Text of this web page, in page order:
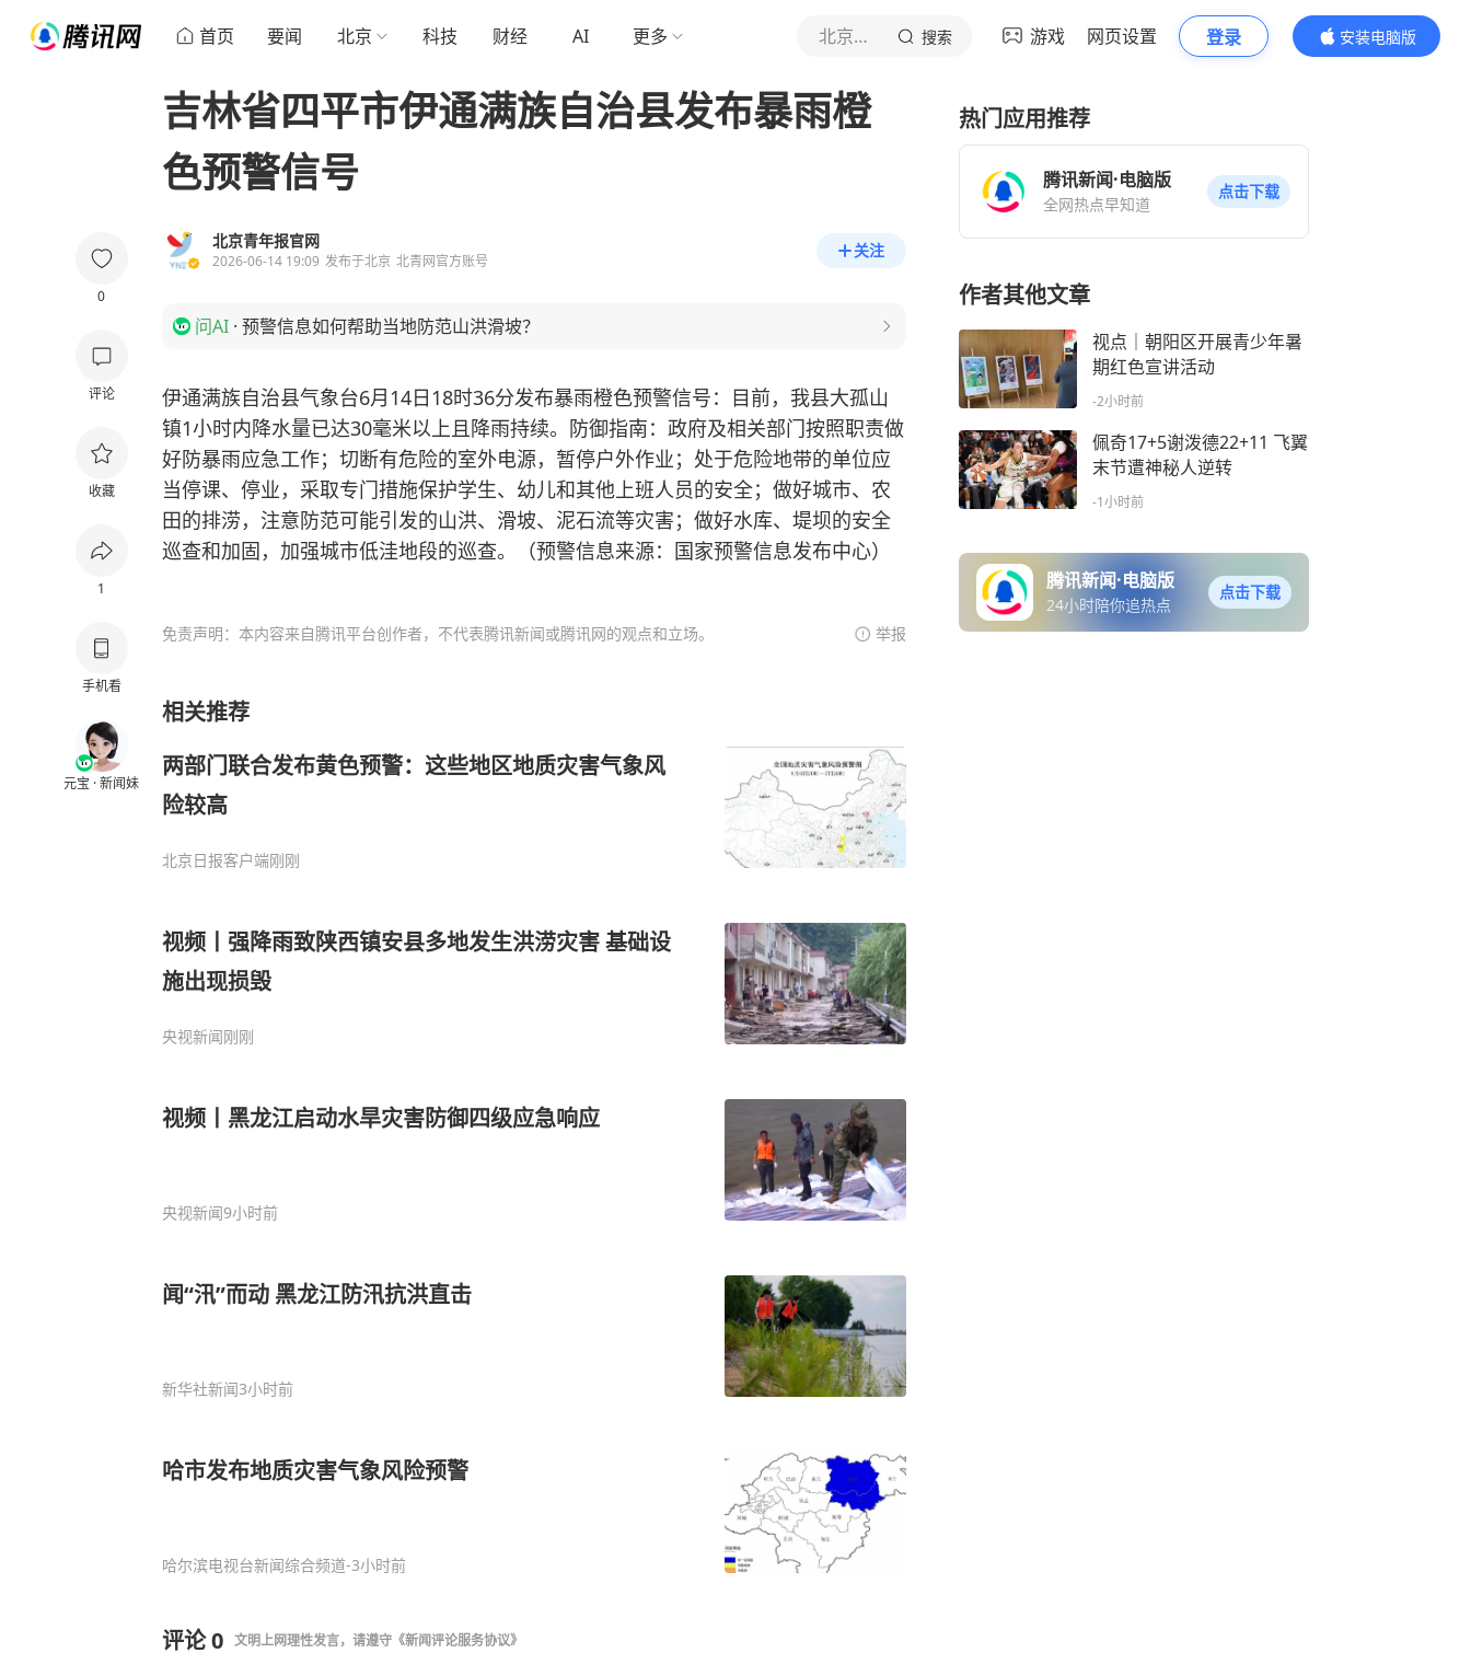
首页 要闻 北京 科技 财经 AI 更多 北京青年报官网 搜索 游戏 网页设置 登录
安装电脑版
内容更精彩
0
评论
收藏
1
手机看
元宝 · 新闻妹
吉林省四平市伊通满族自治县发布暴雨橙
色预警信号
北京青年报官网
2026-06-14 19:09 发布于北京 北青网官方账号
关注
问AI · 预警信息如何帮助当地防范山洪滑坡？
伊通满族自治县气象台6月14日18时36分发布暴雨橙色预警信号：目前，我县大孤山
镇1小时内降水量已达30毫米以上且降雨持续。防御指南：政府及相关部门按照职责做
好防暴雨应急工作；切断有危险的室外电源，暂停户外作业；处于危险地带的单位应
当停课、停业，采取专门措施保护学生、幼儿和其他上班人员的安全；做好城市、农
田的排涝，注意防范可能引发的山洪、 滑坡、泥石流等灾害；做好水库、堤坝的安全
巡查和加固，加强城市低洼地段的巡查。（预警信息来源：国家预警信息发布中心）
免责声明：本内容来自腾讯平台创作者，不代表腾讯新闻或腾讯网的观点和立场。 举报
相关推荐
两部门联合发布黄色预警：这些地区地质灾害气象风
险较高
北京日报客户端刚刚
视频丨强降雨致陕西镇安县多地发生洪涝灾害 基础设
施出现损毁
央视新闻刚刚
视频丨黑龙江启动水旱灾害防御四级应急响应
央视新闻9小时前
闻“汛”而动 黑龙江防汛抗洪直击
新华社新闻3小时前
哈市发布地质灾害气象风险预警
哈尔滨电视台新闻综合频道-3小时前
评论0 文明上网理性发言，请遵守 《新闻评论服务协议》
热门应用推荐
腾讯新闻·电脑版
全网热点早知道
点击下载
作者其他文章
视点｜朝阳区开展青少年暑
期红色宣讲活动
-2小时前
佩奇17+5谢泼德22+11 飞翼
末节遭神秘人逆转
-1小时前
腾讯新闻·电脑版
24小时陪你追热点
点击下载